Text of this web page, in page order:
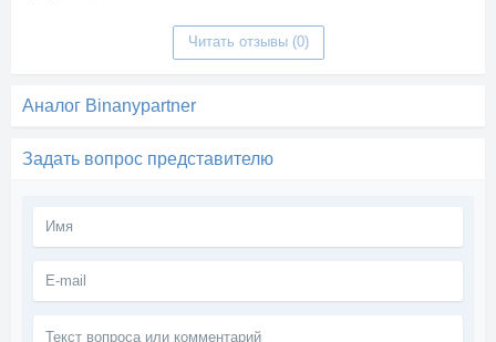
Читать отзывы (0)
Аналог Binanypartner
Задать вопрос представителю